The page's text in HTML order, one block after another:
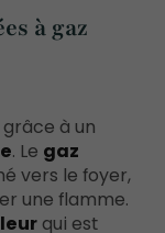
à gaz
à un
. Le gaz
vers le foyer,
une flamme.
qui est